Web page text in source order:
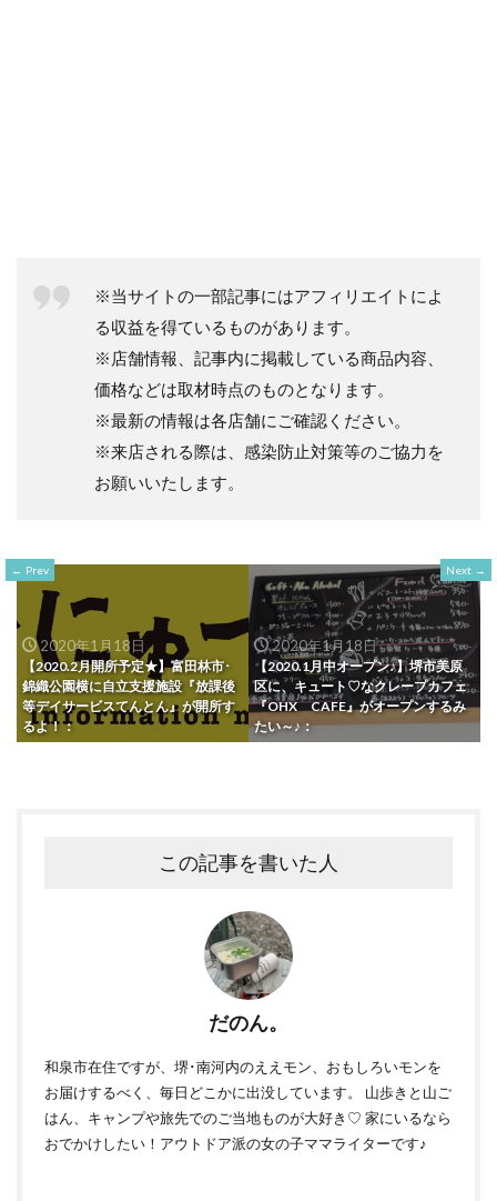
※当サイトの一部記事にはアフィリエイトによ
る収益を得ているものがあります。
※店舗情報、記事内に掲載している商品内容、
価格などは取材時点のものとなります。
※最新の情報は各店舗にご確認ください。
※来店される際は、感染防止対策等のご協力を
お願いいたします。
Prev
2020年1月18日
【2020.2月開所予定★】富田林市･
錦織公園横に自立支援施設『放課後
等デイサービスてんとん』が開所す
るよ！：
Next
2020年1月18日
【2020.1月中オープン♪】堺市美原
区に、キュート♡なクレープカフェ
『OHX CAFE』がオープンするみ
たい～♪：
この記事を書いた人
だのん。
和泉市在住ですが、堺･南河内のええモン、おもしろいモンを
お届けするべく、毎日どこかに出没しています。 山歩きと山ご
はん、キャンプや旅先でのご当地ものが大好き♡ 家にいるなら
おでかけしたい！アウトドア派の女の子ママライターです♪